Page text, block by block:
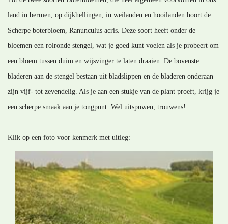
land in bermen, op dijkhellingen, in weilanden en hooilanden hoort de
Scherpe boterbloem, Ranunculus acris. Deze soort heeft onder de
bloemen een rolronde stengel, wat je goed kunt voelen als je probeert om
een bloem tussen duim en wijsvinger te laten draaien. De bovenste
bladeren aan de stengel bestaan uit bladslippen en de bladeren onderaan
zijn vijf- tot zevendelig. Als je aan een stukje van de plant proeft, krijg je
een scherpe smaak aan je tongpunt. Wel uitspuwen, trouwens!
Klik op een foto voor kenmerk met uitleg: